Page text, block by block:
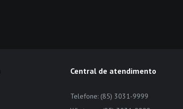
Central de atendimento
Telefone: (85) 3031-9999